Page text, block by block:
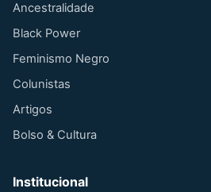
Ancestralidade
Black Power
Feminismo Negro
Colunistas
Artigos
Bolso & Cultura
Institucional